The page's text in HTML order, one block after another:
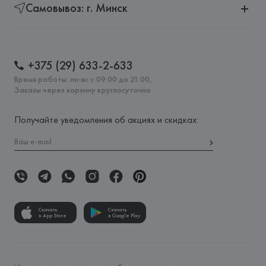
Самовывоз: г. Минск
+375 (29) 633-2-633
Время работы: пн-вс с 09:00 до 21:00,
Заказы через корзину круглосуточно
Получайте уведомления об акциях и скидках:
Скачать
в App Store
Скачать
в Google Play